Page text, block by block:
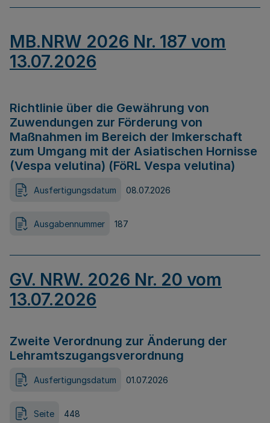
MB.NRW 2026 Nr. 187 vom
13.07.2026
Richtlinie über die Gewährung von
Zuwendungen zur Förderung von
Maßnahmen im Bereich der Imkerschaft
zum Umgang mit der Asiatischen Hornisse
(Vespa velutina) (FöRL Vespa velutina)
Ausfertigungsdatum 08.07.2026
Ausgabennummer 187
GV. NRW. 2026 Nr. 20 vom
13.07.2026
Zweite Verordnung zur Änderung der
Lehramtszugangsverordnung
Ausfertigungsdatum 01.07.2026
Seite 448